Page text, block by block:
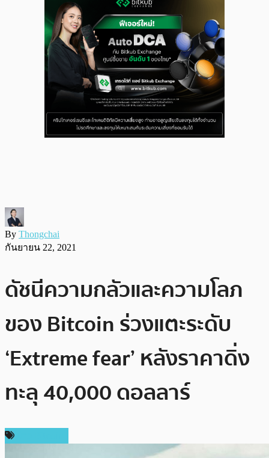
By Thongchai
กันยายน 22, 2021
ดัชนีความกลัวและความโลภ
ของ Bitcoin ร่วงแตะระดับ
‘Extreme fear’ หลังราคาดิ่ง
ทะลุ 40,000 ดอลลาร์